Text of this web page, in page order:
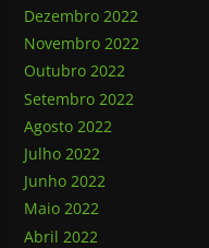
Dezembro 2022
Novembro 2022
Outubro 2022
Setembro 2022
Agosto 2022
Julho 2022
Junho 2022
Maio 2022
Abril 2022